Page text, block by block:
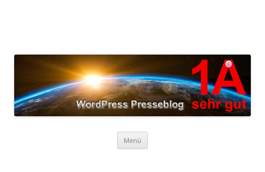
Menü